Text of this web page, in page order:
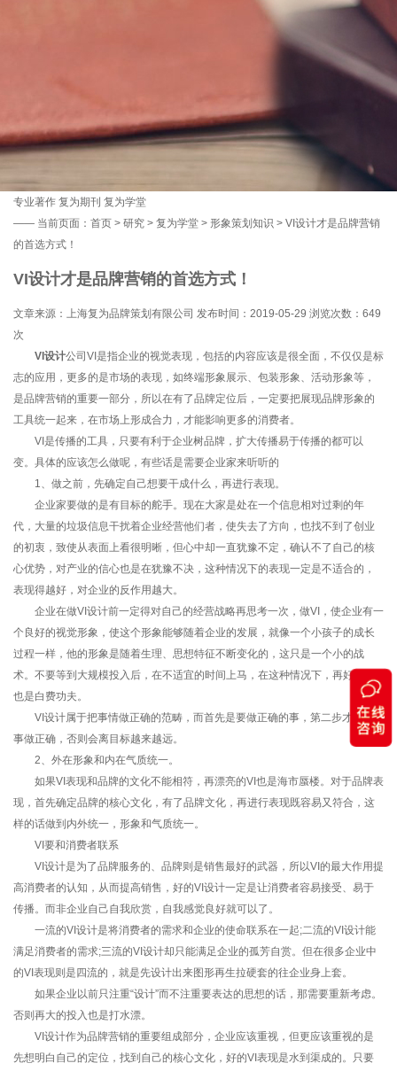
专业著作 复为期刊 复为学堂
—— 当前页面： 首页 > 研究 > 复为学堂 > 形象策划知识 > VI设计才是品牌营销
的首选方式！
VI设计才是品牌营销的首选方式！
文章来源：上海复为品牌策划有限公司 发布时间：2019-05-29 浏览次数： 649
次
VI设计公司VI是指企业的视觉表现，包括的内容应该是很全面，不仅仅是标
志的应用，更多的是市场的表现，如终端形象展示、包装形象、活动形象等，
是品牌营销的重要一部分，所以在有了品牌定位后，一定要把展现品牌形象的
工具统一起来，在市场上形成合力，才能影响更多的消费者。
VI是传播的工具，只要有利于企业树品牌，扩大传播易于传播的都可以
变。具体的应该怎么做呢，有些话是需要企业家来听听的
1、做之前，先确定自己想要干成什么，再进行表现。
企业家要做的是有目标的舵手。现在大家是处在一个信息相对过剩的年
代，大量的垃圾信息干扰着企业经营他们者，使失去了方向，也找不到了创业
的初衷，致使从表面上看很明晰，但心中却一直犹豫不定，确认不了自己的核
心优势，对产业的信心也是在犹豫不决，这种情况下的表现一定是不适合的，
表现得越好，对企业的反作用越大。
企业在做VI设计前一定得对自己的经营战略再思考一次，做VI，使企业有一
个良好的视觉形象，使这个形象能够随着企业的发展，就像一个小孩子的成长
过程一样，他的形象是随着生理、思想特征不断变化的，这只是一个小的战
术。不要等到大规模投入后，在不适宜的时间上马，在这种情况下，再好的VI
也是白费功夫。
VI设计属于把事情做正确的范畴，而首先是要做正确的事，第二步才是把
事做正确，否则会离目标越来越远。
2、外在形象和内在气质统一。
如果VI表现和品牌的文化不能相符，再漂亮的VI也是海市蜃楼。对于品牌表
现，首先确定品牌的核心文化，有了品牌文化，再进行表现既容易又符合，这
样的话做到内外统一，形象和气质统一。
VI要和消费者联系
VI设计是为了品牌服务的、品牌则是销售最好的武器，所以VI的最大作用提
高消费者的认知，从而提高销售，好的VI设计一定是让消费者容易接受、易于
传播。而非企业自己自我欣赏，自我感觉良好就可以了。
一流的VI设计是将消费者的需求和企业的使命联系在一起;二流的VI设计能
满足消费者的需求;三流的VI设计却只能满足企业的孤芳自赏。但在很多企业中
的VI表现则是四流的，就是先设计出来图形再生拉硬套的往企业身上套。
如果企业以前只注重“设计”而不注重要表达的思想的话，那需要重新考虑。
否则再大的投入也是打水漂。
VI设计作为品牌营销的重要组成部分，企业应该重视，但更应该重视的是
先想明白自己的定位，找到自己的核心文化，好的VI表现是水到渠成的。只要